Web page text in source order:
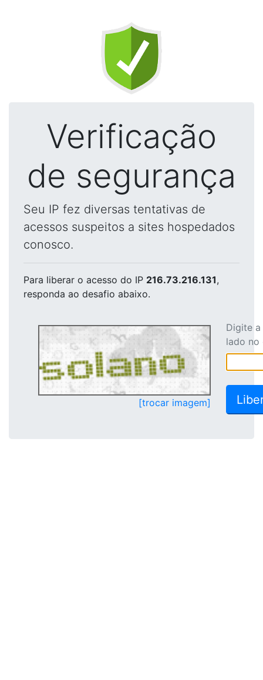
Verificação
de segurança
Seu IP fez diversas tentativas de
acessos suspeitos a sites hospedados
conosco.
Para liberar o acesso do IP 216.73.216.131,
responda ao desafio abaixo.
[trocar imagem]
Digite
lado no